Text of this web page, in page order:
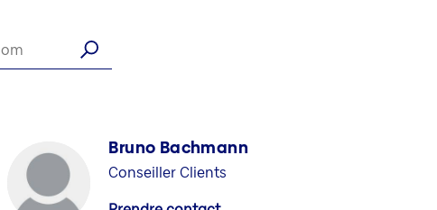
Bruno Bachmann
Conseiller Clients